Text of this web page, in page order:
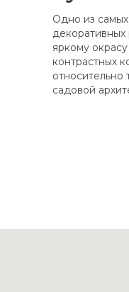
Одно из
декоративных
яркому
контрастных
относительно
садовой